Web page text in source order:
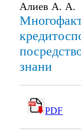
Алиев А. А.
знани
PDF